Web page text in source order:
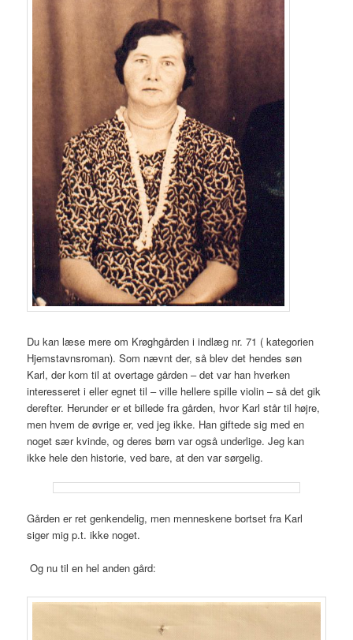
Du kan læse mere om Krøghgården i indlæg nr. 71 ( kategorien
Hjemstavnsroman). Som nævnt der, så blev det hendes søn
Karl, der kom til at overtage gården – det var han hverken
interesseret i eller egnet til – ville hellere spille violin – så det gik
derefter. Herunder er et billede fra gården, hvor Karl står til højre,
men hvem de øvrige er, ved jeg ikke. Han giftede sig med en
noget sær kvinde, og deres børn var også underlige. Jeg kan
ikke hele den historie, ved bare, at den var sørgelig.
Gården er ret genkendelig, men menneskene bortset fra Karl
siger mig p.t. ikke noget.
Og nu til en hel anden gård: